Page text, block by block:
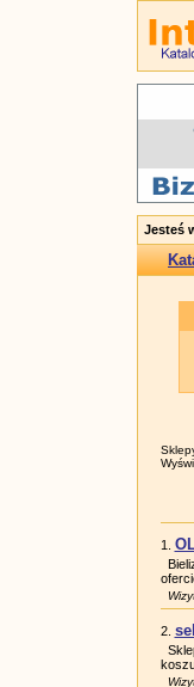
Jesteś
1.
2.